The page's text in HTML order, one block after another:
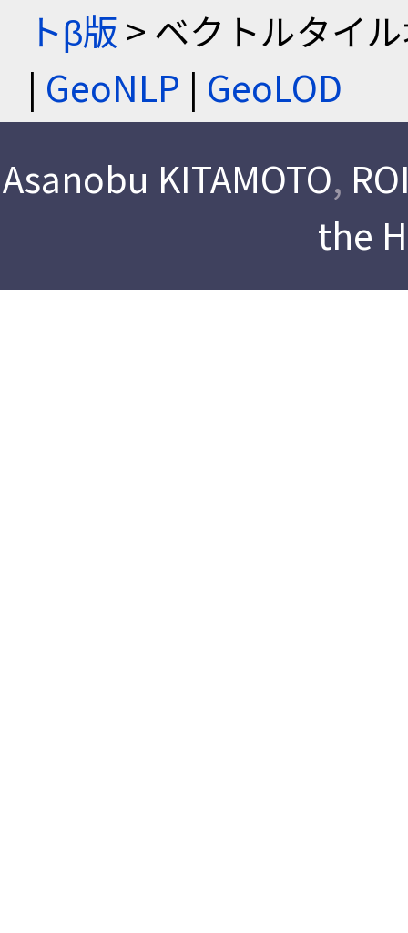
トβ版 > ベクトルタイ
| GeoNLP | GeoLOD
Asanobu KITAMOTO,
the